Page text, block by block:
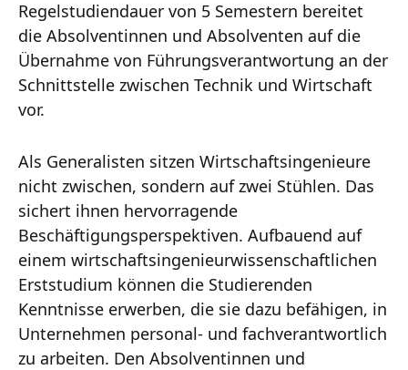
Regelstudiendauer von 5 Semestern bereitet
die Absolventinnen und Absolventen auf die
Übernahme von Führungsverantwortung an der
Schnittstelle zwischen Technik und Wirtschaft
vor.
Als Generalisten sitzen Wirtschaftsingenieure
nicht zwischen, sondern auf zwei Stühlen. Das
sichert ihnen hervorragende
Beschäftigungsperspektiven. Aufbauend auf
einem wirtschaftsingenieurwissenschaftlichen
Erststudium können die Studierenden
Kenntnisse erwerben, die sie dazu befähigen, in
Unternehmen personal- und fachverantwortlich
zu arbeiten. Den Absolventinnen und